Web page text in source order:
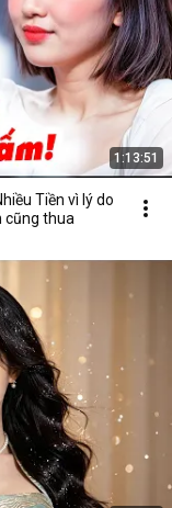
1:13:51
Tiền vì lý do
cũng thua